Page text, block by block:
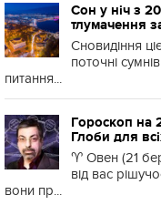
Сон у ніч з
тлумачення
Сновидіння
поточні
питання...
Гороскоп на
Глоби для
♈️ Овен (21
від вас
вони пр...